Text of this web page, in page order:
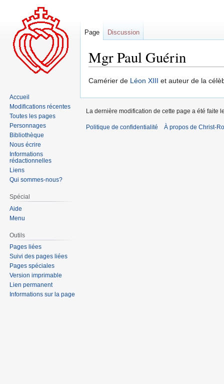
Mgr Paul Guérin
Aller
navigation
Aller
recherche
Camérier de Léon XIII et auteur de la
Page Discussion
Accueil
Modifications récentes
Toutes les pages
Personnages
Bibliothèque
Nous écrire
Informations
rédactionnelles
Liens
Qui sommes-nous?
Spécial
Aide
Menu
Outils
Pages liées
Suivi des pages liées
Pages spéciales
Version imprimable
Lien permanent
Informations sur la page
La dernière modification de cette page a été faite
Politique de confidentialité À propos de Christ-